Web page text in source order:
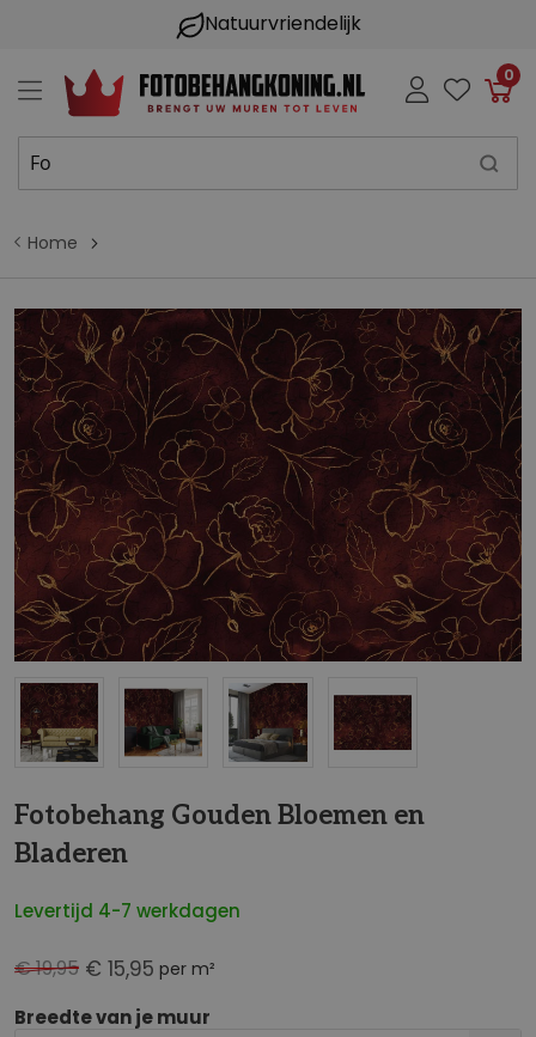
Natuurvriendelijk
0
Home
Fotobehang Gouden Bloemen en
Bladeren
Levertijd 4-7 werkdagen
€ 15,95 per m²
€ 19,95
Breedte van je muur